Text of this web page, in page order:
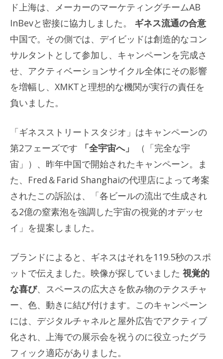
ド上海は、メーカーのマーケティングチームAB
InBevと密接に協力しました。 ギネス流通の合意
中国で。その側では、デイビッドは創造的なコン
サルタントとして参加し、キャンペーンを完成さ
せ、アクティベーションサイクル全体にその影響
を増幅し、XMKTと理想的な機関が実行の責任を
負いました。
「ギネスストリートスタジオ」はキャンペーンの
第2フェーズです
「全宇宙へ」
（「完全な宇
宙」）、昨年中国で開始されたキャンペーン。ま
た、Fred＆Farid Shanghaiの代理店によって考案
されたこの訴訟は、「各ビールの流出で生成され
る2億の窒素泡を強調した宇宙の視覚的オデッセ
イ」を提案しました。
ブランドによると、ギネスはそれを119.5秒のスポ
ットで伝えました。映像が探していました 視覚的
な喜び、スペースの広大さを飲み物のテクスチャ
ー、色、動きに結び付けます。このキャンペーン
には、デジタルチャネルと屋外広告でアクティブ
化され、上海での展示会を祝うのに役立ったグラ
フィック適応がありました。